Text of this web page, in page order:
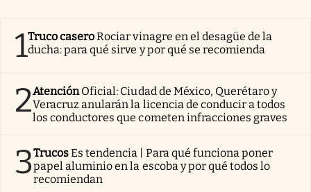
1Truco caseroRociar vinagre en el desagüe de la
ducha: para qué sirve y por qué se recomienda
2AtenciónOficial: Ciudad de México, Querétaro y
Veracruz anularán la licencia de conducir a todos
los conductores que cometen infracciones graves
3TrucosEs tendencia | Para qué funciona poner
papel aluminio en la escoba y por qué todos lo
recomiendan